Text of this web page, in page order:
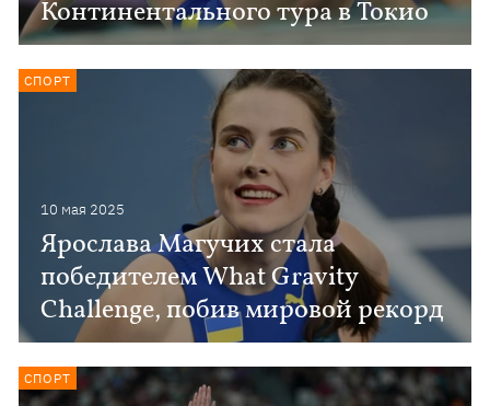
Континентального тура в Токио
10 мая 2025
Ярослава Магучих стала
победителем What Gravity
Challenge, побив мировой рекорд
СПОРТ
СПОРТ